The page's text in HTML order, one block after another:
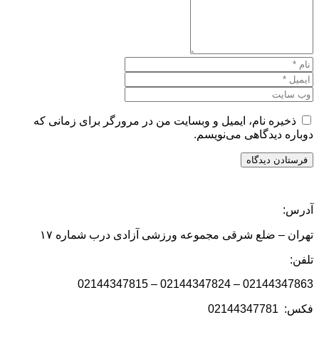
ذخیره نام، ایمیل و وبسایت من در مرورگر برای زمانی که
دوباره دیدگاهی می‌نویسم.
آدرس:
تهران – ضلع شرقی مجموعه ورزشی آزادی درب شماره ۱۷
تلفن:
02144347863 – 02144347824 – 02144347815
فکس: 02144347781